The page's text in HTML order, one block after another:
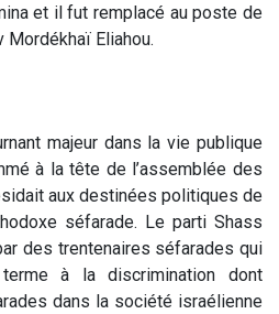
et il fut remplacé au poste de
Mordékhaï Eliahou.
majeur dans la vie publique
à la tête de l’assemblée des
aux destinées politiques de
séfarade. Le parti Shass
des trentenaires séfarades qui
à la discrimination dont
dans la société israélienne